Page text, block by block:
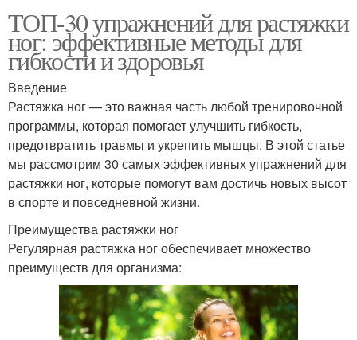
ТОП-30 упражнений для растяжки
ног: эффективные методы для
гибкости и здоровья
Введение
Растяжка ног — это важная часть любой тренировочной
программы, которая помогает улучшить гибкость,
предотвратить травмы и укрепить мышцы. В этой статье
мы рассмотрим 30 самых эффективных упражнений для
растяжки ног, которые помогут вам достичь новых высот
в спорте и повседневной жизни.
Преимущества растяжки ног
Регулярная растяжка ног обеспечивает множество
преимуществ для организма: